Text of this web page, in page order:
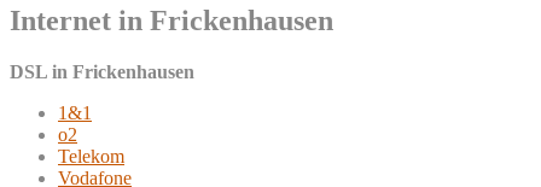
Internet in Frickenhausen
DSL in Frickenhausen
1&1
o2
Telekom
Vodafone